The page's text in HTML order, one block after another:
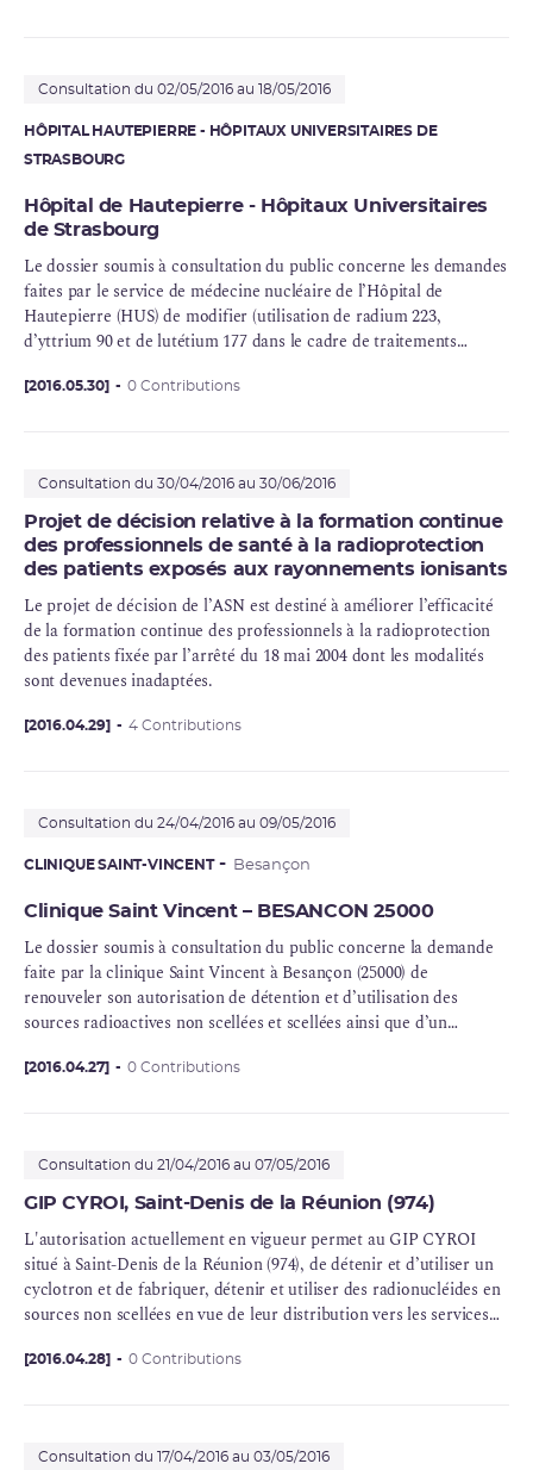
Consultation du 02/05/2016 au 18/05/2016
HÔPITAL HAUTEPIERRE - HÔPITAUX UNIVERSITAIRES DE
STRASBOURG
Hôpital de Hautepierre - Hôpitaux Universitaires
de Strasbourg
Le dossier soumis à consultation du public concerne les demandes
faites par le service de médecine nucléairede l’Hôpital de
Hautepierre (HUS) de modifier (utilisation de radium223,
d’yttrium 90 et de lutétium 177 dans le cadre de traitements
de renouveler son autorisation de détention et d’utilisation des
[2016.05.30] 0 Contributions
Consultation du 30/04/2016 au 30/06/2016
Projet de décision relative à la formation continue
des professionnels de santé à la radioprotection
des patients exposés aux rayonnements ionisants
Le projet de décision de l’ASN est destiné à améliorer l’efficacité
de la formation continue des professionnels à laradioprotection
des patients fixée par l’arrêté du 18 mai 2004 dont les modalités
sont devenues inadaptées.
[2016.04.29] 4 Contributions
Consultation du 24/04/2016 au 09/05/2016
CLINIQUE SAINT-VINCENT Besançon
Clinique Saint Vincent – BESANCON 25000
Le dossier soumis à consultation du public concerne la demande
faite par la clinique Saint Vincent à Besançon (25000) de
renouveler son autorisation de détention et d’utilisation des
sources radioactives non scellées et scellées ainsi que d’un
actuellement en vigueur permet à la clinique Saint Vincent de
[2016.04.27] 0 Contributions
Consultation du 21/04/2016 au 07/05/2016
GIP CYROI, Saint-Denis de la Réunion (974)
L'autorisation actuellement en vigueur permet au GIP CYROI
situé à Saint-Denis de la Réunion (974), de détenir et d’utiliser un
cyclotron et de fabriquer, détenir et utiliser des radionucléides en
sources non scellées en vue de leur distribution vers les services
[2016.04.28] 0 Contributions
Consultation du 17/04/2016 au 03/05/2016